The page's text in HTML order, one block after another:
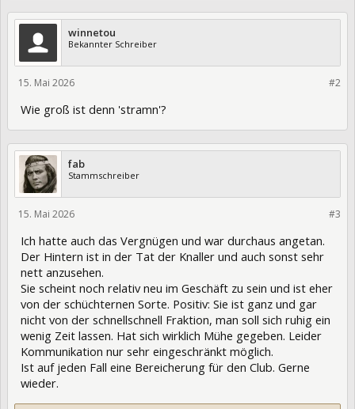
winnetou
Bekannter Schreiber
#2
15. Mai 2026
Wie groß ist denn 'stramn'?
fab
Stammschreiber
#3
15. Mai 2026
Ich hatte auch das Vergnügen und war durchaus angetan.
Der Hintern ist in der Tat der Knaller und auch sonst sehr
nett anzusehen.
Sie scheint noch relativ neu im Geschäft zu sein und ist eher
von der schüchternen Sorte. Positiv: Sie ist ganz und gar
nicht von der schnellschnell Fraktion, man soll sich ruhig ein
wenig Zeit lassen. Hat sich wirklich Mühe gegeben. Leider
Kommunikation nur sehr eingeschränkt möglich.
Ist auf jeden Fall eine Bereicherung für den Club. Gerne
wieder.